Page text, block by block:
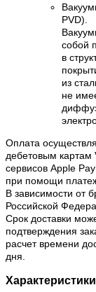
PVD).
собой
в
из
не
Оплата
дебетовым
сервисов Apple
при помощи
В зависимости от
Российской
Срок доставки
подтверждения
расчет времени
дня.
Характеристики